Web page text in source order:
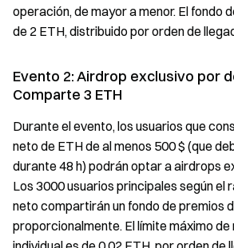
operación, de mayor a menor. El fondo
de 2 ETH, distribuido por orden de
Evento 2: Airdrop exclusivo por
Comparte 3 ETH
Durante el evento, los usuarios que
neto de ETH de al menos 500 $ (que
durante 48 h) podrán optar a airdrops
Los 3000 usuarios principales según el
neto compartirán un fondo de premios
proporcionalmente. El límite máximo